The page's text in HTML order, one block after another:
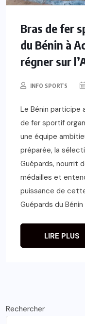
Bras de fer
du Bénin à
régner sur
INFO SPORTS
Le Bénin participe
de fer sportif
une équipe
préparée, la
Guépards, nourrit
médailles et
puissance de
Guépards du
LIRE PLUS
Rechercher